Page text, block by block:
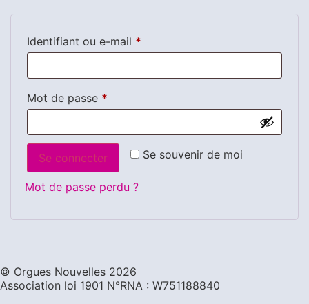
Identifiant ou e-mail *
Mot de passe *
Se souvenir de moi
Se connecter
Mot de passe perdu ?
©️ Orgues Nouvelles 2026
Association loi 1901 N°RNA : W751188840